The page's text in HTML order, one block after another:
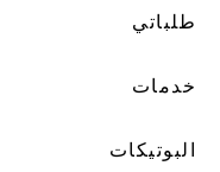
طلباتي
خدمات
البوتيكات